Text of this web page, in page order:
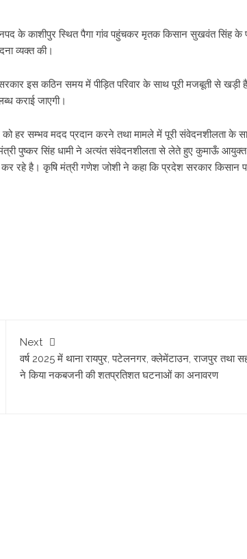
काशीपुर स्थित पैगा गांव पहुंचकर मृतक किसान सुखवंत सिंह के
व्यक्त की।
इस कठिन समय में पीड़ित परिवार के साथ पूरी मजबूती से खड़ी
कराई जाएगी।
को हर सम्भव मदद प्रदान करने तथा मामले में पूरी संवेदनशीलता के
पुष्कर सिंह धामी ने अत्यंत संवेदनशीलता से लेते हुए कुमाऊँ
रहे है। कृषि मंत्री गणेश जोशी ने कहा कि प्रदेश सरकार किसान
Next
वर्ष 2025 में थाना रायपुर, पटेलनगर, क्लेमेंटाउन, राजपुर तथा
ने किया नकबजनी की शतप्रतिशत घटनाओं का अनावरण